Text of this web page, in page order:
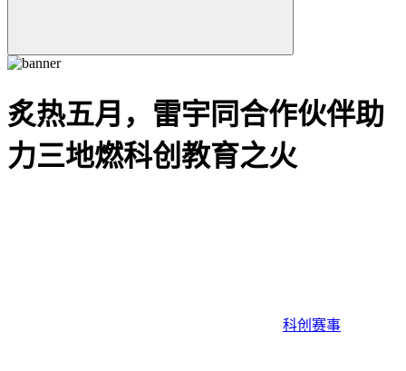
炙热五月，雷宇同合作伙伴助
力三地燃科创教育之火
科创赛事